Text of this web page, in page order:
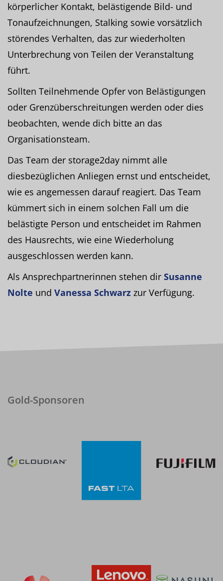
körperlicher Kontakt, belästigende Bild- und
Tonaufzeichnungen, Stalking sowie vorsätzlich
störendes Verhalten, das zur wiederholten
Unterbrechung von Teilen der Veranstaltung
führt.
Sollten Teilnehmende Opfer von Belästigungen
oder Grenzüberschreitungen werden oder dies
beobachten, wende dich bitte an das
Organisationsteam.
Das Team der storage2day nimmt alle
diesbezüglichen Anliegen ernst und entscheidet,
wie es angemessen darauf reagiert. Das Team
kümmert sich in einem solchen Fall um die
belästigte Person und entscheidet im Rahmen
des Hausrechts, wie eine Wiederholung
ausgeschlossen werden kann.
Als Ansprechpartnerinnen stehen dir Susanne
Nolte und Vanessa Schwarz zur Verfügung.
Gold-Sponsoren